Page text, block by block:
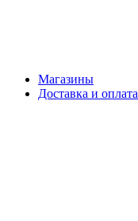
Магазины
Доставка и оплата